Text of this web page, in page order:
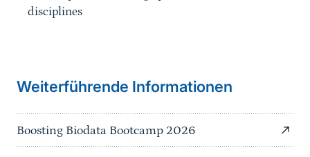
disciplines
Weiterführende Informationen
Boosting Biodata Bootcamp 2026